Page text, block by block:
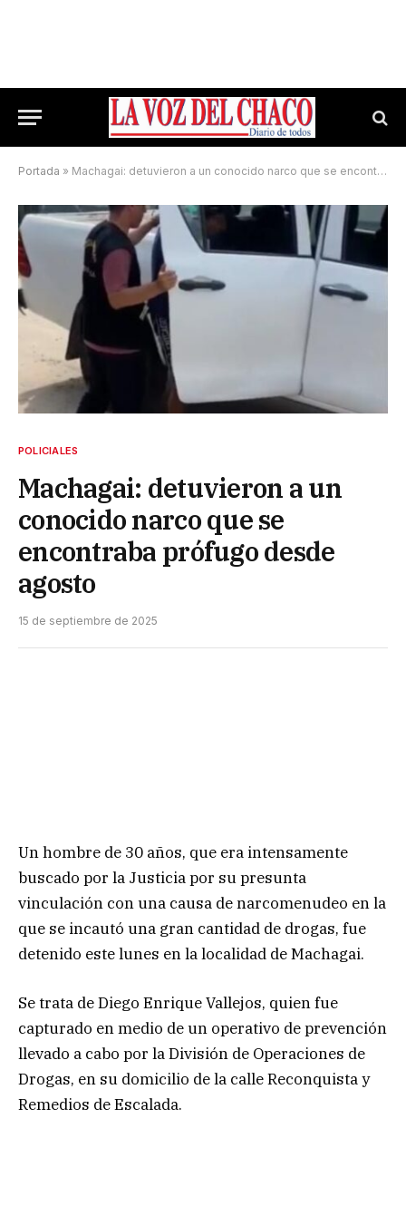
Portada » Machagai: detuvieron a un conocido narco que se encontraba prófugo desde agosto
POLICIALES
Machagai: detuvieron a un
conocido narco que se
encontraba prófugo desde
agosto
15 de septiembre de 2025
Un hombre de 30 años, que era intensamente
buscado por la Justicia por su presunta
vinculación con una causa de narcomenudeo en la
que se incautó una gran cantidad de drogas, fue
detenido este lunes en la localidad de Machagai.
Se trata de Diego Enrique Vallejos, quien fue
capturado en medio de un operativo de prevención
llevado a cabo por la División de Operaciones de
Drogas, en su domicilio de la calle Reconquista y
Remedios de Escalada.